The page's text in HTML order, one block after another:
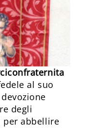
al suo
degli
per abbellire